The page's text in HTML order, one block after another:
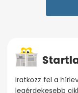
Iratkozz fel a
legérdekesebb